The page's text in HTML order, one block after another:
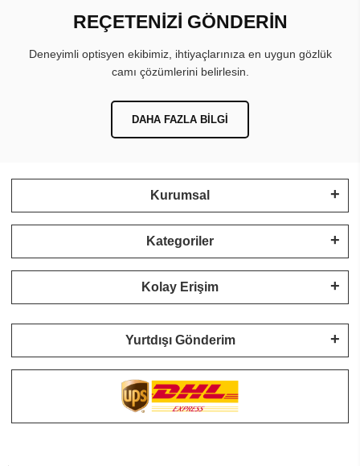
REÇETENİZİ GÖNDERİN
Deneyimli optisyen ekibimiz, ihtiyaçlarınıza en uygun gözlük
camı çözümlerini belirlesin.
DAHA FAZLA BILGI
Kurumsal
Kategoriler
Kolay Erişim
Yurtdışı Gönderim